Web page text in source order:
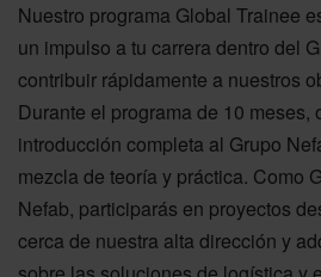
Nuestro programa Global Trainee
un impulso a tu carrera dentro del
contribuir rápidamente a nuestros
Durante el programa de 10 meses,
introducción completa al Grupo
mezcla de teoría y práctica. Como
Nefab, participarás en proyectos
cerca de nuestra alta dirección y